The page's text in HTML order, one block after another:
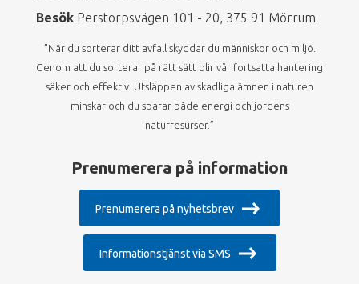
Besök Perstorpsvägen 101 - 20, 375 91 Mörrum
”När du sorterar ditt avfall skyddar du människor och miljö.
Genom att du sorterar på rätt sätt blir vår fortsatta hantering
säker och effektiv. Utsläppen av skadliga ämnen i naturen
minskar och du sparar både energi och jordens
naturresurser.”
Prenumerera på information
Prenumerera på nyhetsbrev
Informationstjänst via SMS